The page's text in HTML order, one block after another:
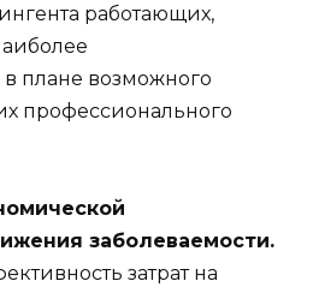
работающих,
плане возможного
профессионального
заболеваемости.
затрат на